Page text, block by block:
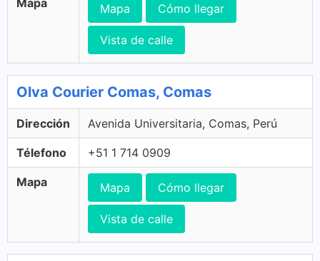
Mapa Mapa Cómo llegar
Vista de calle
Olva Courier Comas, Comas
Dirección Avenida Universitaria, Comas, Perú
Télefono +51 1 714 0909
Mapa Mapa Cómo llegar
Vista de calle